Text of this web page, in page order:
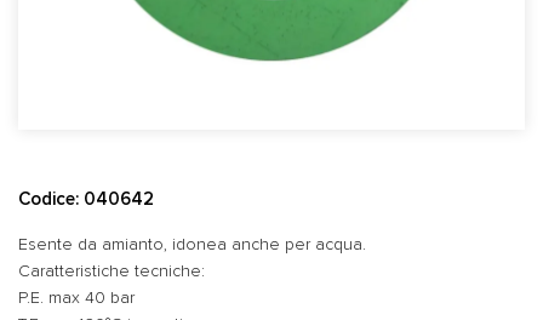
Codice: 040642
Esente da amianto, idonea anche per acqua.
Caratteristiche tecniche:
P.E. max 40 bar